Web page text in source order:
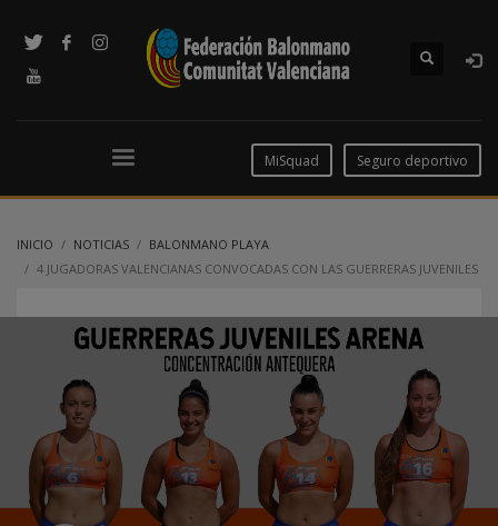
MiSquad Seguro deportivo
INICIO NOTICIAS
BALONMANO PLAYA
4 JUGADORAS VALENCIANAS CONVOCADAS CON LAS GUERRERAS JUVENILES